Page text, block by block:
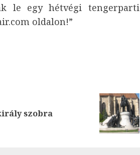
le egy hétvégi tengerparti
oldalon!”
szobra